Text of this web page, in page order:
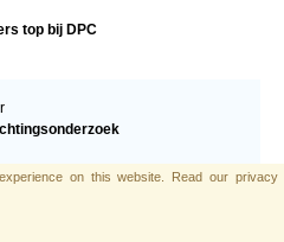
top bij DPC
on this website. Read our privacy